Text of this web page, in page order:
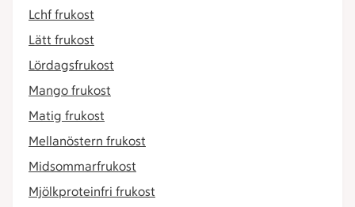
Lchf frukost
Lätt frukost
Lördagsfrukost
Mango frukost
Matig frukost
Mellanöstern frukost
Midsommarfrukost
Mjölkproteinfri frukost